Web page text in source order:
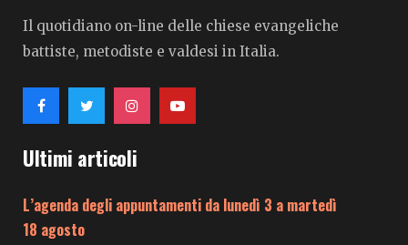
Il quotidiano on-line delle chiese evangeliche
battiste, metodiste e valdesi in Italia.
Ultimi articoli
L’agenda degli appuntamenti da lunedì 3 a martedì
18 agosto